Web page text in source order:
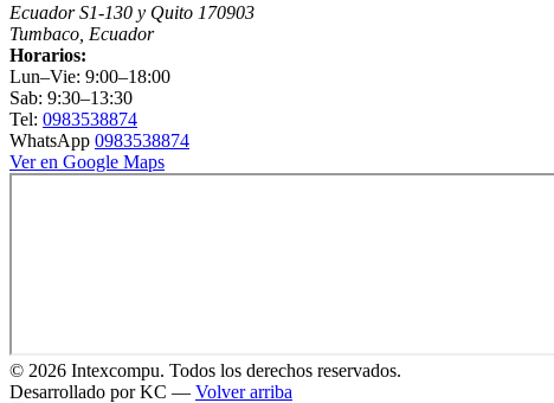
Ecuador S1-130 y Quito 170903
Tumbaco, Ecuador
Horarios:
Lun–Vie: 9:00–18:00
Sab: 9:30–13:30
Tel: 0983538874
WhatsApp 0983538874
Ver en Google Maps
© 2026 Intexcompu. Todos los derechos reservados.
Desarrollado por KC — Volver arriba